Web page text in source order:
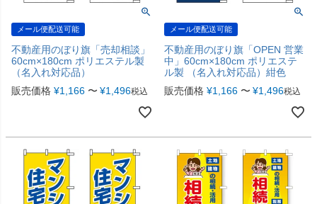
メール便配送可能
不動産用のぼり旗「売却相談」
60cm×180cm ポリエステル製
（名入れ対応品）
販売価格 ¥1,166 〜 ¥1,496税込
メール便配送可能
不動産用のぼり旗「OPEN 営業
中」60cm×180cm ポリエステ
ル製 （名入れ対応品）紺色
販売価格 ¥1,166 〜 ¥1,496税込